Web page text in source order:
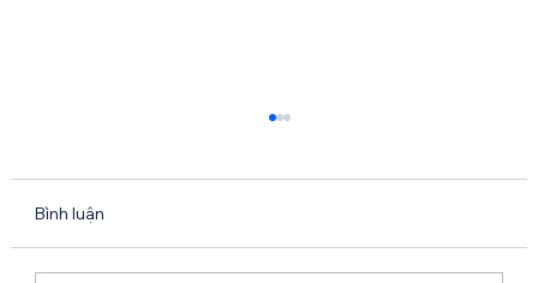
Lark Mail Là Gì?
Bình luận